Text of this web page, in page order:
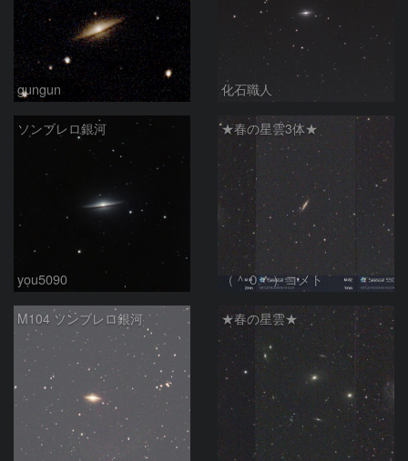
gungun 化石職人
ソンブレロ銀河
you5090
★春の星雲3体★
（＾０＾）コメト
M104 ソンブレロ銀河 ★春の星雲★